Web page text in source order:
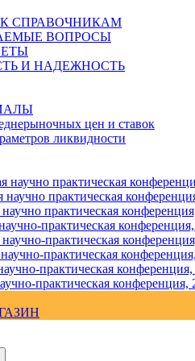
СПРАВОЧНИКАМ
ВОПРОСЫ
И НАДЕЖНОСТЬ
цен и ставок
ликвидности
практическая
практическая
практическая
практическая
практическая
практическая
практическая конференция,
практическая конференция,